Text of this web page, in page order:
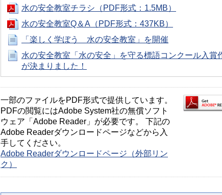
水の安全教室チラシ（PDF形式：1.5MB）
水の安全教室Q＆A（PDF形式：437KB）
「楽しく学ぼう 水の安全教室」を開催
水の安全教室「水の安全」を守る標語コンクール入賞
が決まりました！
一部のファイルをPDF形式で提供しています。
PDFの閲覧にはAdobe System社の無償ソフト
ウェア「Adobe Reader」が必要です。 下記の
Adobe Readerダウンロードページなどから入
手してください。
Adobe Readerダウンロードページ（外部リン
ク）